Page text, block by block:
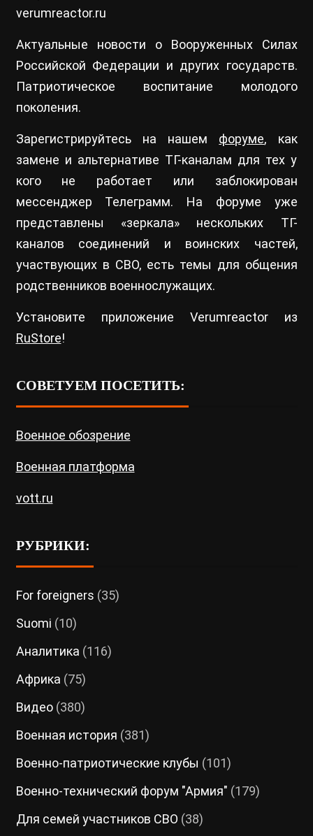
verumreactor.ru
Актуальные новости о Вооруженных Силах
Российской Федерации и других государств.
Патриотическое воспитание молодого
поколения.
Зарегистрируйтесь на нашем форуме, как
замене и альтернативе ТГ-каналам для тех у
кого не работает или заблокирован
мессенджер Телеграмм. На форуме уже
представлены «зеркала» нескольких ТГ-
каналов соединений и воинских частей,
участвующих в СВО, есть темы для общения
родственников военнослужащих.
Установите приложение Verumreactor из
RuStore!
СОВЕТУЕМ ПОСЕТИТЬ:
Военное обозрение
Военная платформа
vott.ru
РУБРИКИ:
For foreigners (35)
Suomi (10)
Аналитика (116)
Африка (75)
Видео(380)
Военная история (381)
Военно-патриотические клубы (101)
Военно-технический форум "Армия" (179)
Для семей участников СВО (38)